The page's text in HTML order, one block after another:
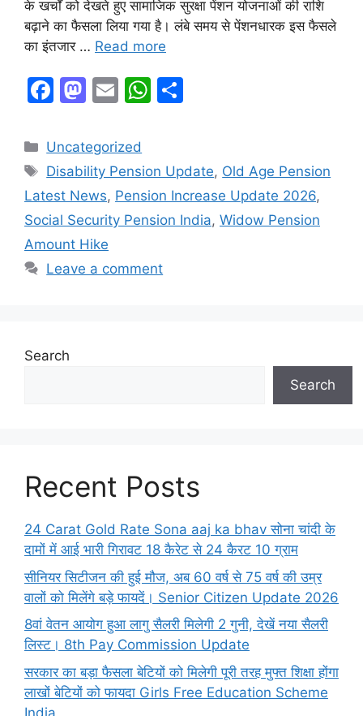
के खर्चों को देखते हुए सामाजिक सुरक्षा पेंशन योजनाओं की राशि
बढ़ाने का फैसला लिया गया है। लंबे समय से पेंशनधारक इस फैसले
का इंतजार … Read more
F
c
e
b
o
o
k
M
st
o
d
o
n
E
ai
l
W
s
A
p
e
Categories
Uncategorized
Tags
Disability Pension Update, Old Age Pension
Latest News, Pension Increase Update 2026,
Social Security Pension India, Widow Pension
Amount Hike
Leave a comment
Search
Search
Recent Posts
24 Carat Gold Rate Sona aaj ka bhav सोना चांदी के
दामों में आई भारी गिरावट 18 कैरेट से 24 कैरट 10 ग्राम
सीनियर सिटीजन की हुई मौज, अब 60 वर्ष से 75 वर्ष की उम्र
वालों को मिलेंगे बड़े फायदें। Senior Citizen Update 2026
8वां वेतन आयोग हुआ लागु सैलरी मिलेगी 2 गुनी, देखें नया सैलरी
लिस्ट। 8th Pay Commission Update
सरकार का बड़ा फैसला बेटियों को मिलेगी पूरी तरह मुफ्त शिक्षा होंगा
लाखों बेटियों को फायदा Girls Free Education Scheme
India